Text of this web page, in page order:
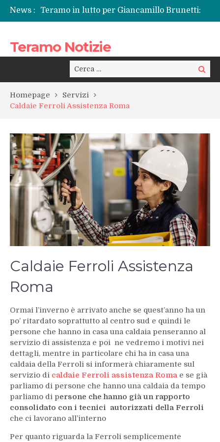
News :
Teramo in lutto per Giancamillo Brunetti:
l’addio a un volto conosciuto, tra sgomento
La Sp50 di Teramo e quel dolore che si
ripete: l’ennesima vita spezzata
Centrissimo: non solo festa, ma un treno
per la rinascita del centro storico
pericoli noti e interventi necessari
Prefettura di Teramo, una nuova guida:
Teramo Notizie
Cerca: Cerca
Homepage
Servizi
Caldaie Ferroli Assistenza Roma
Caldaie Ferroli Assistenza
Roma
Ormai l’inverno è arrivato anche se quest’anno ha un
po’ ritardato soprattutto al centro sud e quindi le
persone che hanno in casa una caldaia penseranno al
servizio di assistenza e poi ne vedremo i motivi nei
dettagli, mentre in particolare chi ha in casa una
caldaia della Ferroli si informerà chiaramente sul
servizio di caldaie Ferroli assistenza Roma e se già
parliamo di persone che hanno una caldaia da tempo
parliamo di persone che hanno già un rapporto
consolidato con i tecnici autorizzati della Ferroli
che ci lavorano all’interno
Per quanto riguarda la Ferroli semplicemente